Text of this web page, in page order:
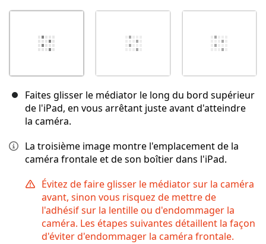
Faites glisser le médiator le long du bord supérieur
de l'iPad, en vous arrêtant juste avant d'atteindre
la caméra.
La troisième image montre l'emplacement de la
caméra frontale et de son boîtier dans l'iPad.
Évitez de faire glisser le médiator sur la caméra
avant, sinon vous risquez de mettre de
l'adhésif sur la lentille ou d'endommager la
caméra. Les étapes suivantes détaillent la façon
d'éviter d'endommager la caméra frontale.